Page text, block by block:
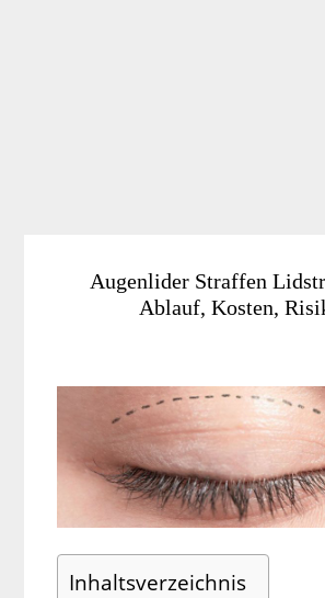
Augenlider Straffen
Ablauf, Kosten,
Inhaltsverzeichnis